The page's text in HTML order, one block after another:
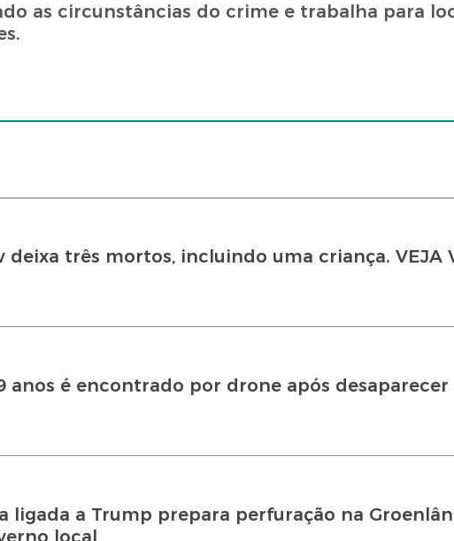
as circunstâncias do crime e trabalha para
deixa três mortos, incluindo uma criança. VEJA
anos é encontrado por drone após
ligada a Trump prepara perfuração na